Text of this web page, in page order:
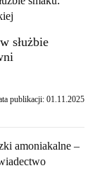
służbie
publikacji: 01.11.2025